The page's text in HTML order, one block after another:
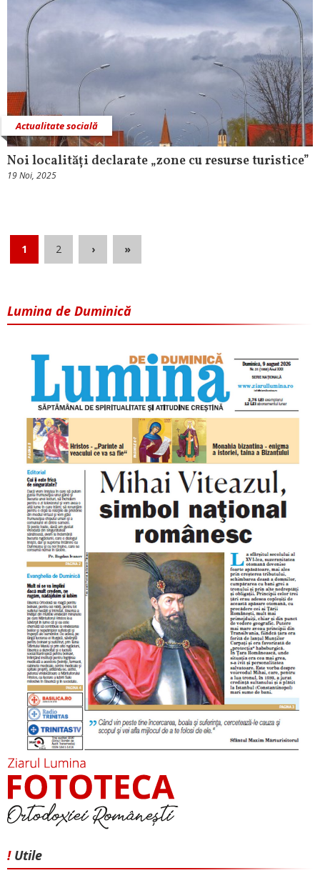
Actualitate socială
Noi localități declarate „zone cu resurse turistice”
19 Noi, 2025
1 2 › »
Lumina de Duminică
! Utile